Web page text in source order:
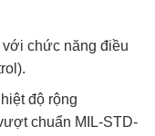
chức năng điều
độ rộng
chuẩn MIL-STD-